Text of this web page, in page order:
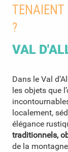
TENAIENT
?
VAL
Dans le Val
les objets que
localement,
élégance
traditionnels,
de la